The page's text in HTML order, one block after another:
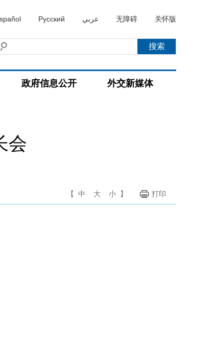
Русский عربي 无障碍 关怀版
政府信息公开 外交新媒体
会
【 中 大 小 】 打印